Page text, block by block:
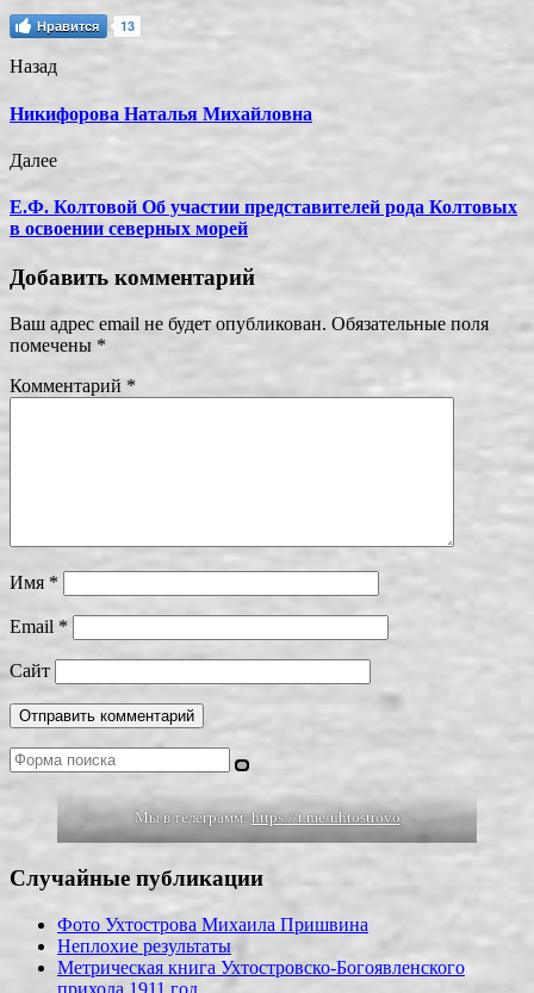
Нравится 13
Назад
Никифорова Наталья Михайловна
Далее
Е.Ф. Колтовой Об участии представителей рода Колтовых
в освоении северных морей
Добавить комментарий
Ваш адрес email не будет опубликован. Обязательные поля
помечены *
Комментарий *
Имя *
Email *
Сайт
Поиск
Мы в телеграмм:https://t.me/uhtostrovo
Случайные публикации
Фото Ухтострова Михаила Пришвина
Неплохие результаты
Метрическая книга Ухтостровско-Богоявленского
прихода 1911 год